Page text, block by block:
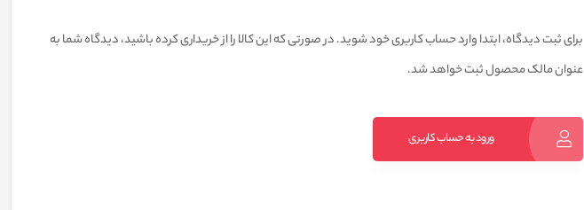
برای ثبت دیدگاه، ابتدا وارد حساب کاربری خود شوید. در صورتی که این کالا را از خریداری کرده باشید، دیدگاه شما به
عنوان مالک محصول ثبت خواهد شد.
ورود به حساب کاربری